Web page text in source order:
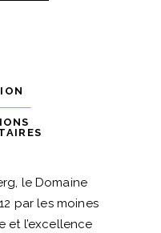
le Domaine
par les moines
et l’excellence